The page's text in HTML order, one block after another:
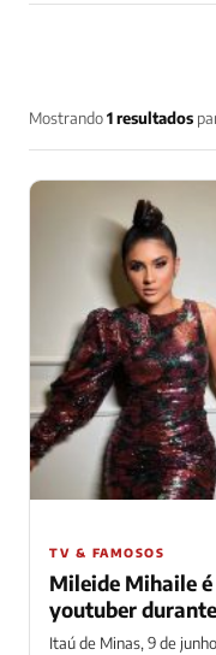
Mostrando1 resultados
TV & FAMOSOS
Mileide Mihaile
youtuber
Itaú de Minas, 9 de